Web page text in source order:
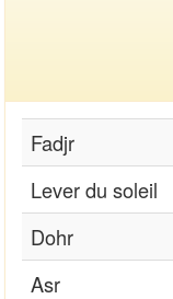
Fadjr
Lever du soleil
Dohr
Asr